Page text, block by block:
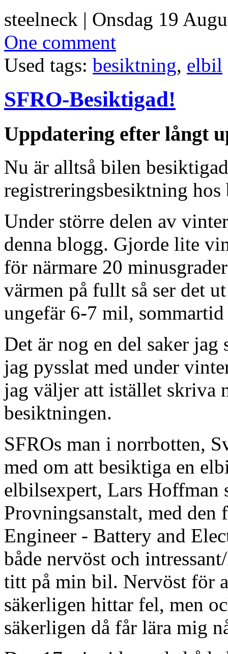
steelneck | Onsdag 19
One comment
Used tags: besiktning, elbil
SFRO-Besiktigad!
Uppdatering efter långt
Nu är alltså bilen
registreringsbesiktning
Under större delen av
denna blogg. Gjorde lite
för närmare 20
värmen på fullt så ser det
ungefär 6-7 mil,
Det är nog en del saker
jag pysslat med under
jag väljer att istället skriva
besiktningen.
SFROs man i norrbotten,
med om att besiktiga en
elbilsexpert, Lars Hoffman
Provningsanstalt, med
Engineer - Battery and
både nervöst och
titt på min bil. Nervöst för
säkerligen hittar fel, men
säkerligen då får lära mig